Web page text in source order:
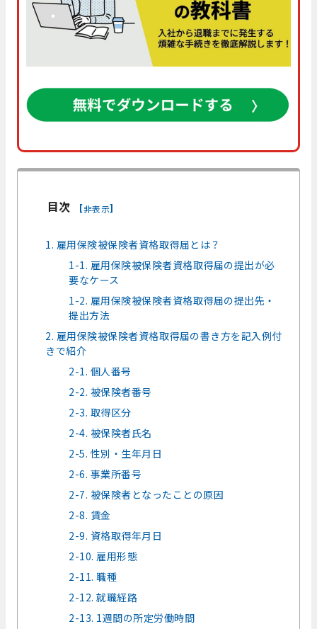
目次 [非表示]
1. 雇用保険被保険者資格取得届とは？
1-1. 雇用保険被保険者資格取得届の提出が必
要なケース
1-2. 雇用保険被保険者資格取得届の提出先・
提出方法
2. 雇用保険被保険者資格取得届の書き方を記入例付
きで紹介
2-1. 個人番号
2-2. 被保険者番号
2-3. 取得区分
2-4. 被保険者氏名
2-5. 性別・生年月日
2-6. 事業所番号
2-7. 被保険者となったことの原因
2-8. 賃金
2-9. 資格取得年月日
2-10. 雇用形態
2-11. 職種
2-12. 就職経路
2-13. 1週間の所定労働時間